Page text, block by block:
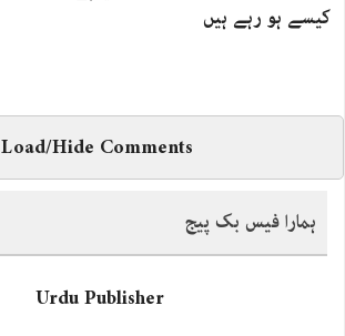
کیسے ہو رہے ہیں
Load/Hide Comments
ہمارا فیس بک پیج
Urdu Publisher